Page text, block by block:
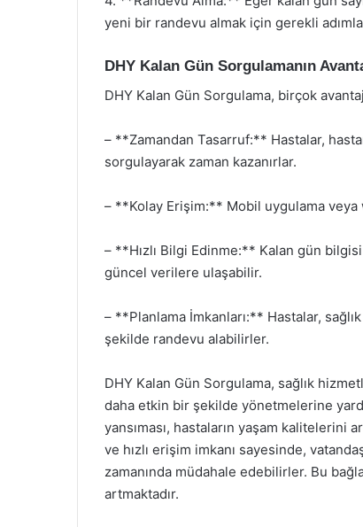
yeni bir randevu almak için gerekli
DHY Kalan Gün Sorgulamanın
DHY Kalan Gün Sorgulama, birçok
– **Zamandan Tasarruf:** Hastalar,
sorgulayarak zaman kazanırlar.
– **Kolay Erişim:** Mobil uygulama
– **Hızlı Bilgi Edinme:** Kalan gün
güncel verilere ulaşabilir.
– **Planlama İmkanları:** Hastalar,
şekilde randevu alabilirler.
DHY Kalan Gün Sorgulama, sağlık
daha etkin bir şekilde yönetmelerine
yansıması, hastaların yaşam kalitelerini
ve hızlı erişim imkanı sayesinde,
zamanında müdahale edebilirler. Bu
artmaktadır.